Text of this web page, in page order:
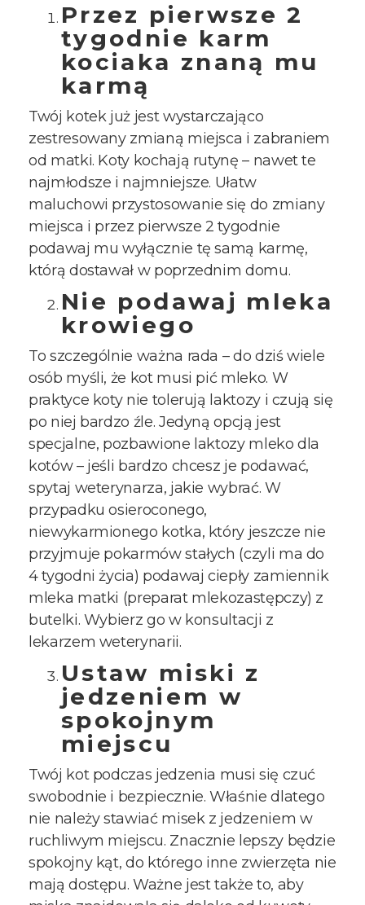
Przez pierwsze 2
tygodnie karm
kociaka znaną mu
karmą
Twój kotek już jest wystarczająco
zestresowany zmianą miejsca i zabraniem
od matki. Koty kochają rutynę – nawet te
najmłodsze i najmniejsze. Ułatw
maluchowi przystosowanie się do zmiany
miejsca i przez pierwsze 2 tygodnie
podawaj mu wyłącznie tę samą karmę,
którą dostawał w poprzednim domu.
Nie podawaj mleka
krowiego
To szczególnie ważna rada – do dziś wiele
osób myśli, że kot musi pić mleko. W
praktyce koty nie tolerują laktozy i czują się
po niej bardzo źle. Jedyną opcją jest
specjalne, pozbawione laktozy mleko dla
kotów – jeśli bardzo chcesz je podawać,
spytaj weterynarza, jakie wybrać. W
przypadku osieroconego,
niewykarmionego kotka, który jeszcze nie
przyjmuje pokarmów stałych (czyli ma do
4 tygodni życia) podawaj ciepły zamiennik
mleka matki (preparat mlekozastępczy) z
butelki. Wybierz go w konsultacji z
lekarzem weterynarii.
Ustaw miski z
jedzeniem w
spokojnym
miejscu
Twój kot podczas jedzenia musi się czuć
swobodnie i bezpiecznie. Właśnie dlatego
nie należy stawiać misek z jedzeniem w
ruchliwym miejscu. Znacznie lepszy będzie
spokojny kąt, do którego inne zwierzęta nie
mają dostępu. Ważne jest także to, aby